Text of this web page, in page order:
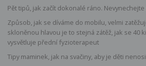
Pět tipů, jak začít dokonalé ráno.
Způsob, jak se díváme do mobilu, velmi
skloněnou hlavou je to stejná zátěž, jak se 40
vysvětluje přední fyzioterapeut
Tipy maminek, jak na svačiny, aby je děti